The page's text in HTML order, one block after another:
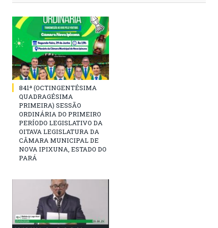
841ª (OCTINGENTÉSIMA
QUADRAGÉSIMA
PRIMEIRA) SESSÃO
ORDINÁRIA DO PRIMEIRO
PERÍODO LEGISLATIVO DA
OITAVA LEGISLATURA DA
CÂMARA MUNICIPAL DE
NOVA IPIXUNA, ESTADO DO
PARÁ